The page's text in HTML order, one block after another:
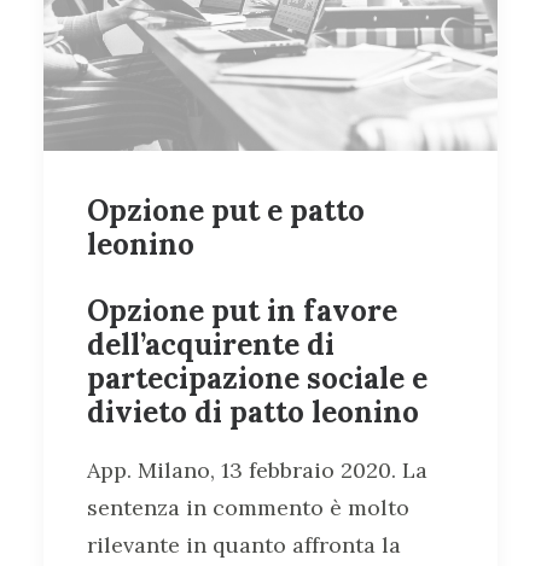
Opzione put e patto
leonino
Opzione put in favore
dell’acquirente di
partecipazione sociale e
divieto di patto leonino
App. Milano, 13 febbraio 2020. La
sentenza in commento è molto
rilevante in quanto affronta la